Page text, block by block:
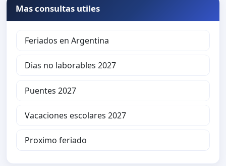
Mas consultas utiles
Feriados en Argentina
Dias no laborables 2027
Puentes 2027
Vacaciones escolares 2027
Proximo feriado